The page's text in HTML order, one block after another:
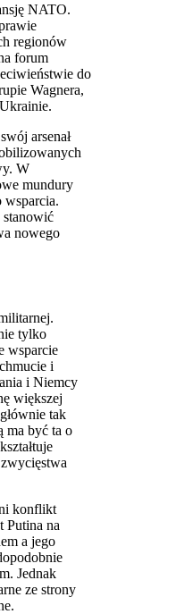
NATO.
regionów
forum
do
Wagnera,
arsenał
W
mundury
wsparcia.
stanowić
nowego
tylko
wsparcie
i
i Niemcy
większej
tak
ma być ta o
konflikt
Putina na
a jego
Jednak
ze strony